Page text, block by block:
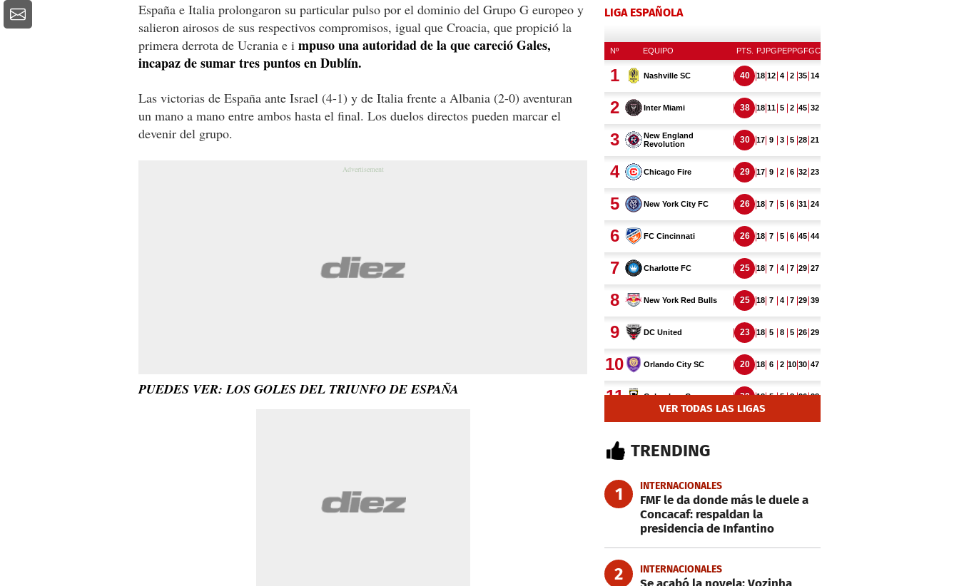
España e Italia prolongaron su particular pulso por el dominio del Grupo G europeo y
salieron airosos de sus respectivos compromisos, igual que Croacia, que propició la
primera derrota de Ucrania e i mpuso una autoridad de la que careció Gales,
incapaz de sumar tres puntos en Dublín.
Las victorias de España ante Israel (4-1) y de Italia frente a Albania (2-0) aventuran
un mano a mano entre ambos hasta el final. Los duelos directos pueden marcar el
devenir del grupo.
PUEDES VER: LOS GOLES DEL TRIUNFO DE ESPAÑA
LIGA ESPAÑOLA
VER TODAS LAS LIGAS
TRENDING
1 INTERNACIONALES
FMF le da donde más le duele a
Concacaf: respaldan la
presidencia de Infantino
2 INTERNACIONALES